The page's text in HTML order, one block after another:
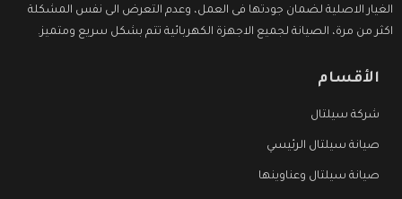
الغيار الاصلية لضمان جودتها فى العمل، وعدم التعرض الى نفس المشكلة
اكثر من مرة، الصيانة لجميع الاجهزة الكهربائية تتم بشكل سريع ومتميز.
الأقسام
شركة سيلتال
صيانة سيلتال الرئيسي
صيانة سيلتال وعناوينها